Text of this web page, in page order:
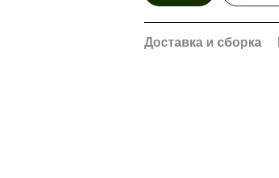
Доставка и сборка